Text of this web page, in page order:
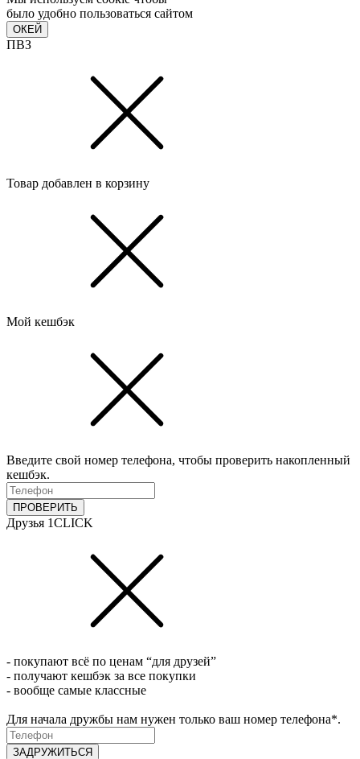
было удобно пользоваться сайтом
ОКЕЙ
ПВЗ
Товар добавлен в корзину
Мой кешбэк
Введите свой номер телефона, чтобы проверить накопленный
кешбэк.
ПРОВЕРИТЬ
Друзья 1CLICK
- покупают всё по ценам “для друзей”
- получают кешбэк за все покупки
- вообще самые классные
Для начала дружбы нам нужен только ваш номер телефона*.
ЗАДРУЖИТЬСЯ